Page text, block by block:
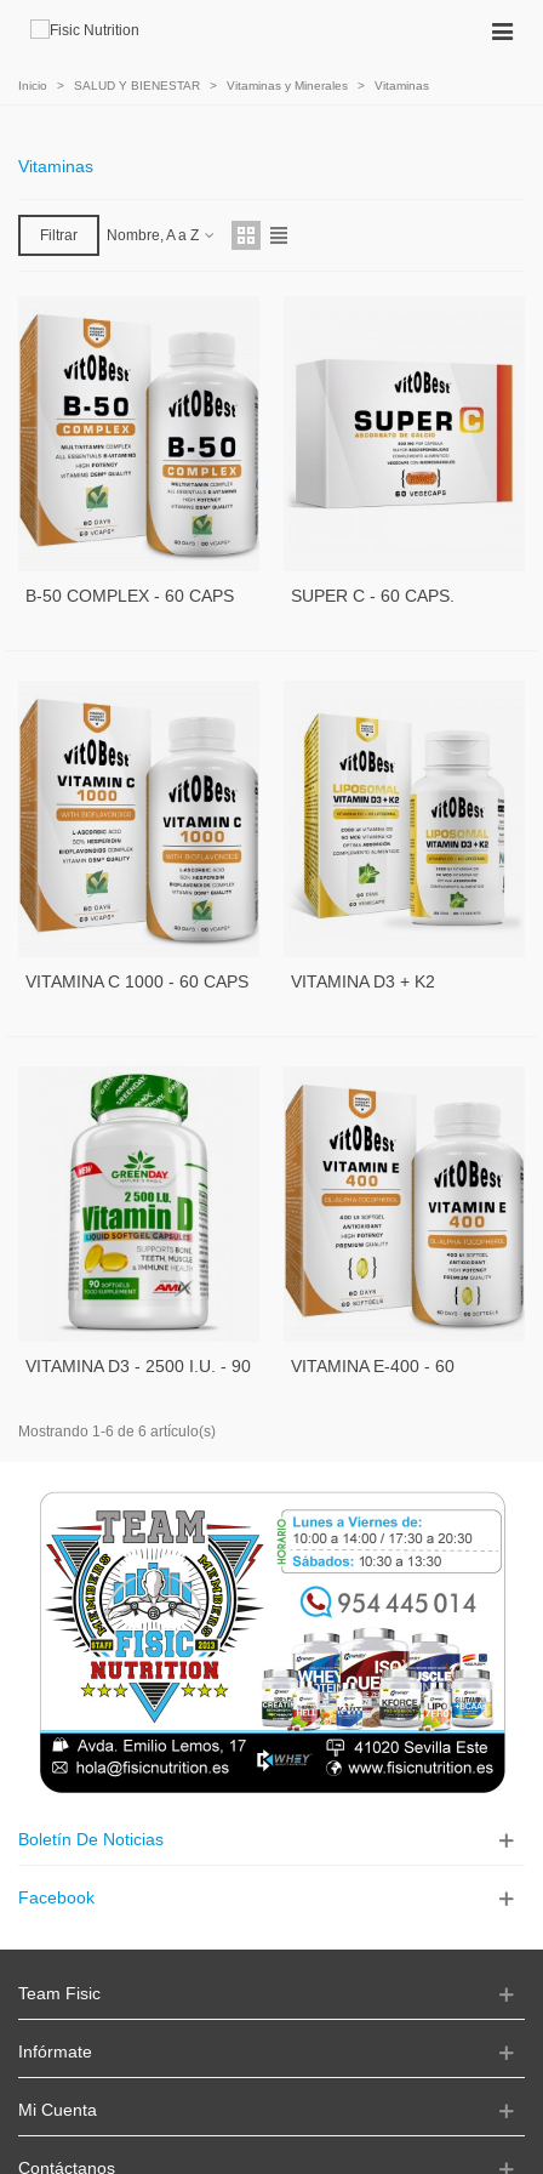
Inicio > SALUD Y BIENESTAR > Vitaminas y Minerales > Vitaminas
Vitaminas
Filtrar Nombre, A a Z
B-50 COMPLEX - 60 CAPS SUPER C - 60 CAPS.
VITAMINA C 1000 - 60 CAPS
VITAMINA D3 + K2
VITAMINA D3 - 2500 I.U. - 90
VITAMINA E-400 - 60
Mostrando 1-6 de 6 artículo(s)
Boletín De Noticias
Facebook
Team Fisic
Infórmate
Mi Cuenta
Contáctanos